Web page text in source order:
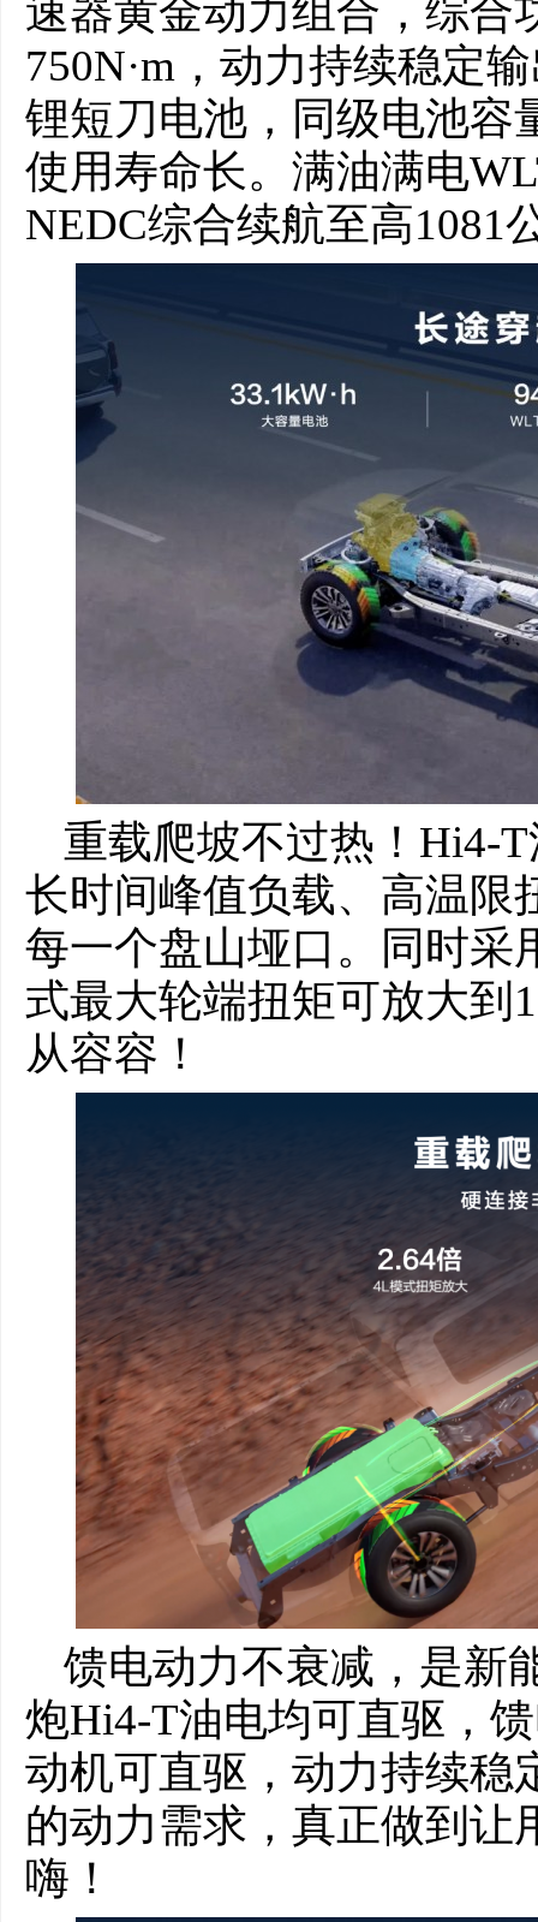
速器黄金动力组合，综合
750N·m，动力持续稳定
锂短刀电池，同级电池容
使用寿命长。满油满电
NEDC综合续航至高1081
重载爬坡不过热！Hi4-
长时间峰值负载、高温限
每一个盘山垭口。同时采
式最大轮端扭矩可放大到
从容容！
馈电动力不衰减，是新
炮Hi4-T油电均可直驱，
动机可直驱，动力持续稳
的动力需求，真正做到让
嗨！